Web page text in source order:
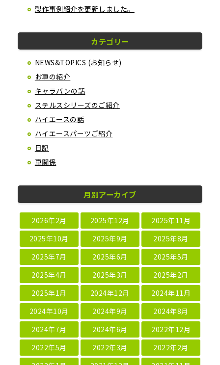
製作事例紹介を更新しました。
カテゴリー
NEWS&TOPICS (お知らせ)
お車の紹介
キャラバンの話
ステルスシリーズのご紹介
ハイエースの話
ハイエースパーツご紹介
日記
車関係
月別アーカイブ
2026年2月 2025年12月
2025年11月
2025年10月
2025年9月
2025年8月
2025年7月
2025年6月
2025年5月
2025年4月
2025年3月
2025年2月
2025年1月
2024年12月
2024年11月
2024年10月
2024年9月
2024年8月
2024年7月
2024年6月
2022年12月
2022年5月
2022年3月
2022年2月